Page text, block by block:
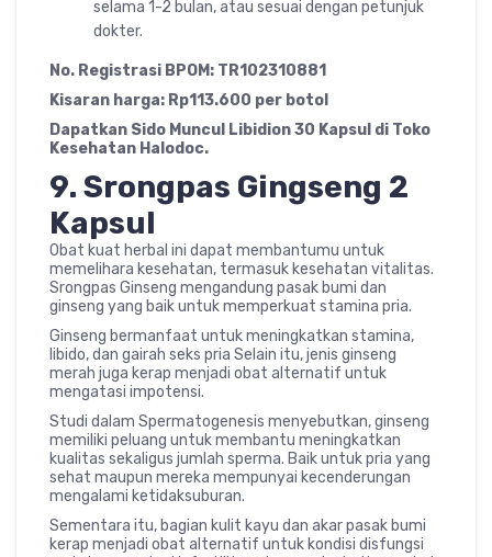
selama 1-2 bulan, atau sesuai dengan petunjuk
dokter.
No. Registrasi BPOM: TR102310881
Kisaran harga: Rp113.600 per botol
Dapatkan Sido Muncul Libidion 30 Kapsul di Toko
Kesehatan Halodoc.
9. Srongpas Gingseng 2
Kapsul
Obat kuat herbal ini dapat membantumu untuk
memelihara kesehatan, termasuk kesehatan vitalitas.
Srongpas Ginseng mengandung pasak bumi dan
ginseng yang baik untuk memperkuat stamina pria.
Ginseng bermanfaat untuk meningkatkan stamina,
libido, dan gairah seks pria Selain itu, jenis ginseng
merah juga kerap menjadi obat alternatif untuk
mengatasi impotensi.
Studi dalam Spermatogenesis menyebutkan, ginseng
memiliki peluang untuk membantu meningkatkan
kualitas sekaligus jumlah sperma. Baik untuk pria yang
sehat maupun mereka mempunyai kecenderungan
mengalami ketidaksuburan.
Sementara itu, bagian kulit kayu dan akar pasak bumi
kerap menjadi obat alternatif untuk kondisi disfungsi